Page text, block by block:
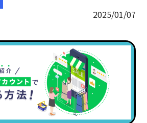
2025/01/07